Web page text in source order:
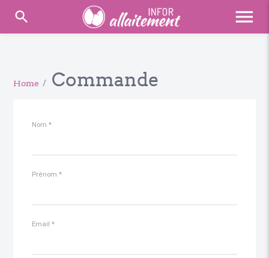
search menu
Home / Commande
Nom*
Prénom*
Email*